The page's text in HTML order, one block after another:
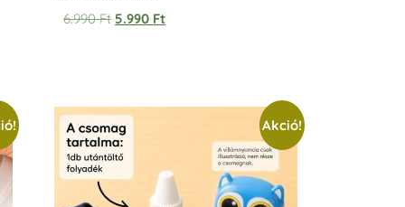
6.990Ft 5.990 Ft
Akció!